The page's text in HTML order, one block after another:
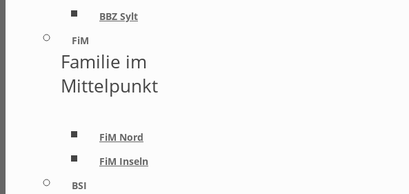
BBZ Sylt
FiM
Familie im
Mittelpunkt
FiM Nord
FiM Inseln
BSI